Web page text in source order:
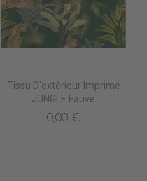
Tissu D'extérieur Imprimé
JUNGLE Fauve
0,00 €